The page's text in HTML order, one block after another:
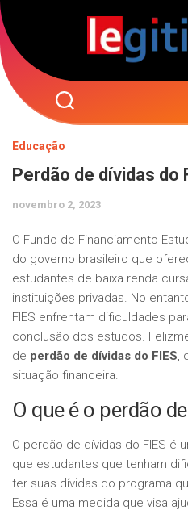
Skip
to
content
Educação
Perdão de dívidas do
novembro 2, 2023
O Fundo de Financiamento
do governo brasileiro que
estudantes de baixa renda
instituições privadas. No
FIES enfrentam dificuldades
conclusão dos estudos.
de perdão de dívidas do FIES,
situação financeira.
O que é o perdão
O perdão de dívidas do FIES é
que estudantes que tenham
ter suas dívidas do programa
Essa é uma medida que visa